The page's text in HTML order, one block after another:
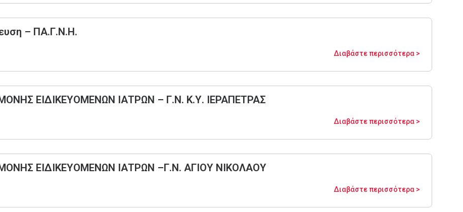
– ΠΑ.Γ.Ν.Η.
Διαβάστε περισσότερα >
ΕΙΔΙΚΕΥΟΜΕΝΩΝ ΙΑΤΡΩΝ – Γ.Ν. Κ.Υ. ΙΕΡΑΠΕΤΡΑΣ
Διαβάστε περισσότερα >
ΕΙΔΙΚΕΥΟΜΕΝΩΝ ΙΑΤΡΩΝ –Γ.Ν. ΑΓΙΟΥ ΝΙΚΟΛΑΟΥ
Διαβάστε περισσότερα >